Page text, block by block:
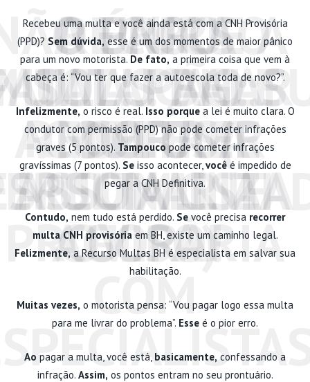
Recebeu uma multa e você ainda está com a CNH Provisória
(PPD)? Sem dúvida, esse é um dos momentos de maior pânico
para um novo motorista. De fato, a primeira coisa que vem à
cabeça é: “Vou ter que fazer a autoescola toda de novo?”.
Infelizmente, o risco é real. Isso porquea lei é muito clara. O
condutor com permissão (PPD) não pode cometer infrações
graves (5 pontos). Tampouco pode cometer infrações
gravíssimas (7 pontos). Seisso acontecer, vocêé impedido de
pegar a CNH Definitiva.
Contudo, nem tudo está perdido. Se você precisa recorrer
multa CNH provisória em BH, existe um caminho legal.
Felizmente, a Recurso Multas BH é especialista em salvar sua
habilitação.
O ERRO
PAGAR
A MULTA (E
ASSUMIR A
CULPA)
Muitas vezes, o motorista pensa: “Vou pagar logo essa multa
para me livrar do problema”. Esse é o pior erro.
Ao pagar a multa, você está, basicamente, confessando a
infração. Assim, os pontos entram no seu prontuário.
A ÚNICA
SOLUÇÃO:
RECORRER
MULTA CNH
PROVISÓRIA
COM
RECURSO
BH:
DEFESA
PAGUE A
FALE
COM UM
AGORA!